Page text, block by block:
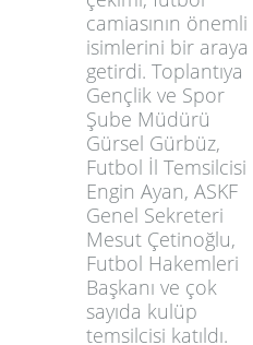
camiasının önemli
isimlerini bir araya
getirdi. Toplantıya
Gençlik ve Spor
Şube Müdürü
Gürsel Gürbüz,
Futbol İl Temsilcisi
Engin Ayan, ASKF
Genel Sekreteri
Mesut Çetinoğlu,
Futbol Hakemleri
Başkanı ve çok
sayıda kulüp
temsilcisi katıldı.